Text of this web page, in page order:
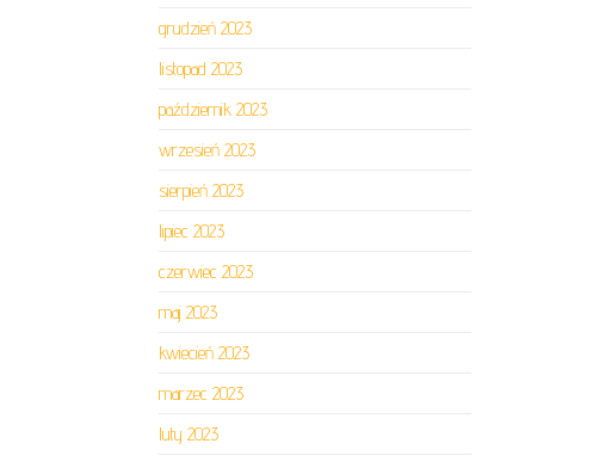
grudzień 2023
listopad 2023
październik 2023
wrzesień 2023
sierpień 2023
lipiec 2023
czerwiec 2023
maj 2023
kwiecień 2023
marzec 2023
luty 2023